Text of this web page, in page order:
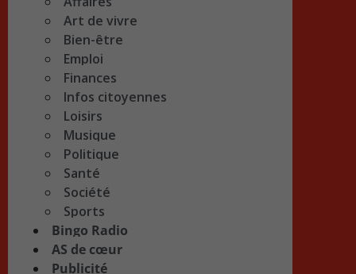
Art de vivre
Bien-être
Emploi
Finances
Infos citoyennes
Loisirs
Musique
Politique
Santé
Société
Sports
Bingo Radio
AS de cœur
Publicité